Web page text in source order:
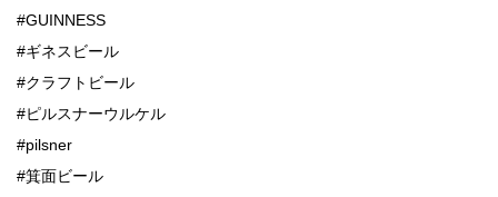
#GUINNESS
#ギネスビール
#クラフトビール
#ピルスナーウルケル
#pilsner
#箕面ビール